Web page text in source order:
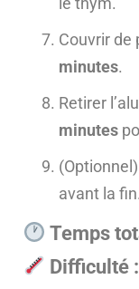
Couvrir de
minutes.
Retirer
minutes
avant la fin.
Temps
Difficulté :